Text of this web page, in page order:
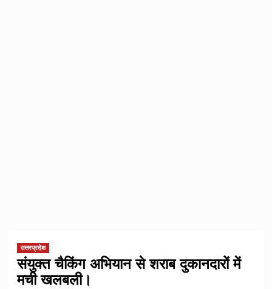
उत्तरप्रदेश
संयुक्त चैकिंग अभियान से शराब दुकानदारों में
मची खलबली।